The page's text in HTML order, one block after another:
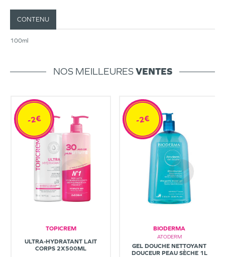
CONTENU
100ml
NOS MEILLEURESVENTES
TOPICREM
ULTRA-HYDRATANT LAIT
CORPS 2X500ML
-2€
BIODERMA
ATODERM
GEL DOUCHE NETTOYANT
DOUCEUR PEAU SÈCHE 1L
-2€